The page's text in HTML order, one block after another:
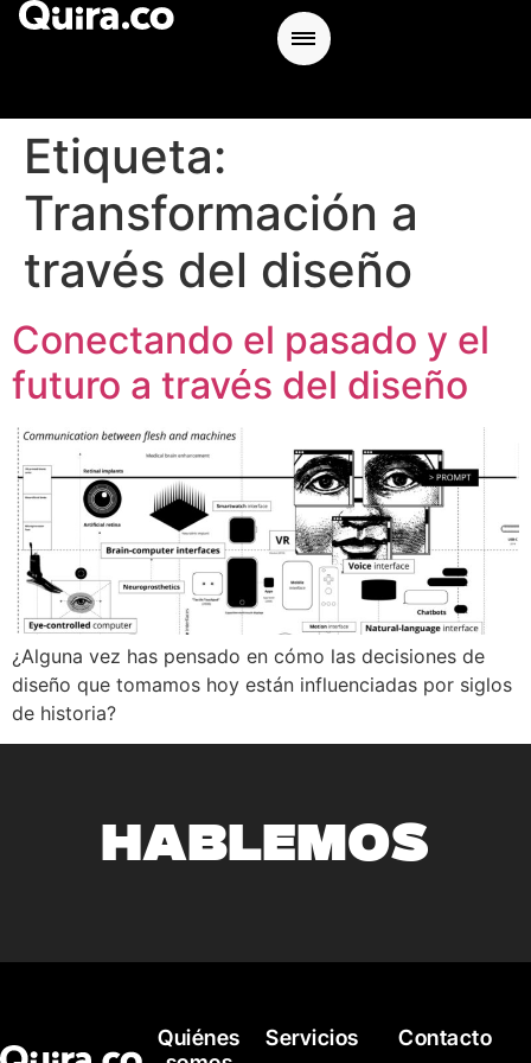
Etiqueta:
Transformación a
través del diseño
Conectando el pasado y el
futuro a través del diseño
¿Alguna vez has pensado en cómo las decisiones de
diseño que tomamos hoy están influenciadas por siglos
de historia?
HABLEMOS
Quiénes
Servicios Contacto